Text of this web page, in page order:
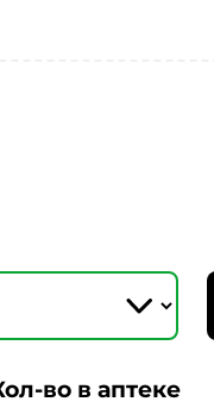
во в аптеке